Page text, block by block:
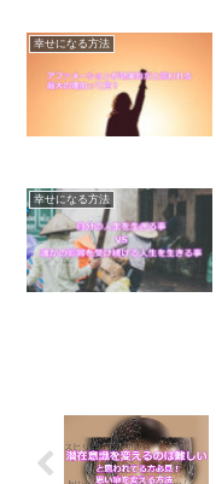
幸せになる方法
幸せになる方法